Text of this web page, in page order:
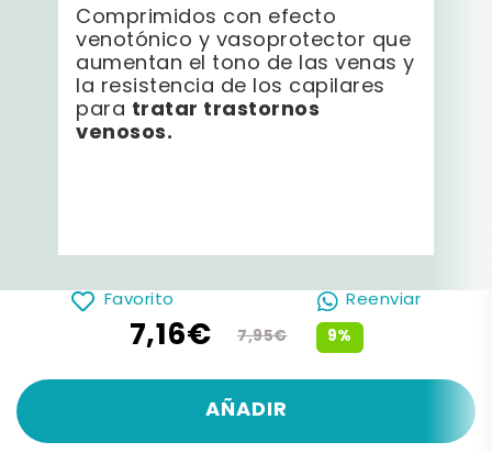
Comprimidos con efecto
venotónico y vasoprotector que
aumentan el tono de las venas y
la resistencia de los capilares
para tratar trastornos
venosos.
Favorito Reenviar
9%
7,16€ 7,95€
AÑADIR